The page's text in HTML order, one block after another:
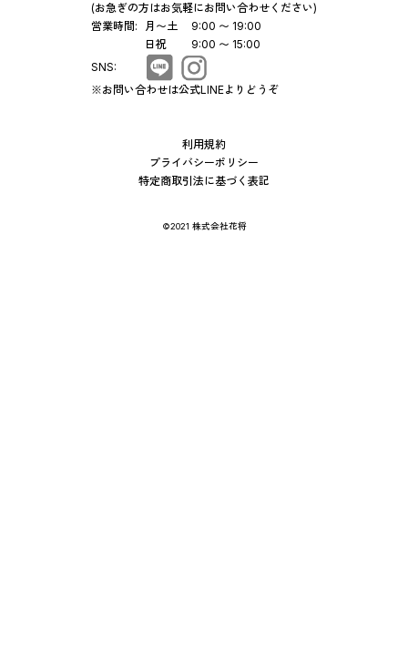
(お急ぎの方はお気軽にお問い合わせください)
営業時間:
月〜土
9:00 〜 19:00
日祝
9:00 〜 15:00
SNS:
※お問い合わせは公式LINEよりどうぞ
利用規約
プライバシーポリシー
特定商取引法に基づく表記
©2021 株式会社花将